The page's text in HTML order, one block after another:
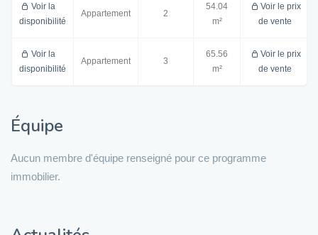
Voir la
disponibilité
Appartement 2
54.04
m²
Voir le prix
de vente
Voir la
disponibilité
Appartement 3
65.56
m²
Voir le prix
de vente
Équipe
Aucun membre d'équipe renseigné pour ce programme
immobilier.